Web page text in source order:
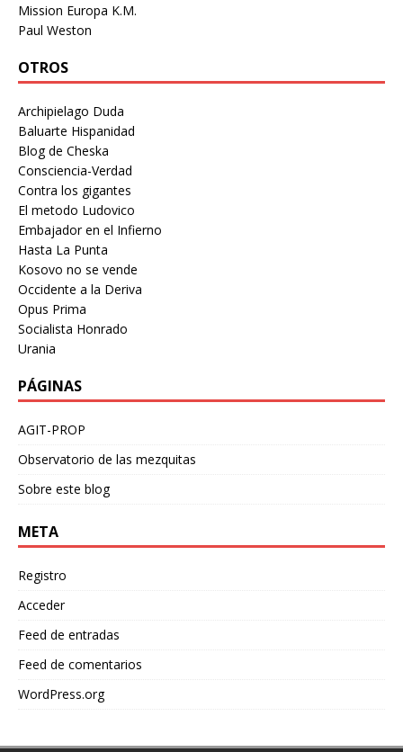
Mission Europa K.M.
Paul Weston
OTROS
Archipielago Duda
Baluarte Hispanidad
Blog de Cheska
Consciencia-Verdad
Contra los gigantes
El metodo Ludovico
Embajador en el Infierno
Hasta La Punta
Kosovo no se vende
Occidente a la Deriva
Opus Prima
Socialista Honrado
Urania
PÁGINAS
AGIT-PROP
Observatorio de las mezquitas
Sobre este blog
META
Registro
Acceder
Feed de entradas
Feed de comentarios
WordPress.org